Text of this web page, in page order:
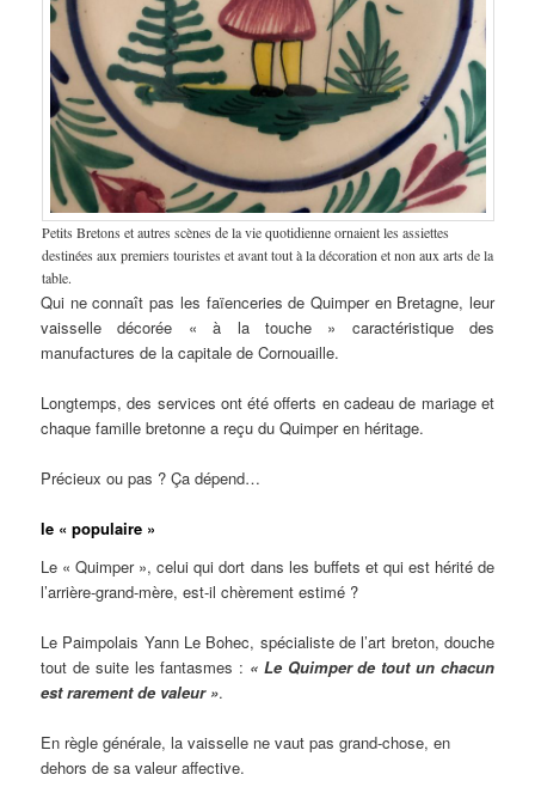
Petits Bretons et autres scènes de la vie quotidienne ornaient les assiettes
destinées aux premiers touristes et avant tout à la décoration et non aux arts de la
table.
Qui ne connaît pas les faïenceries de Quimper en Bretagne, leur
vaisselle décorée « à la touche » caractéristique des
manufactures de la capitale de Cornouaille.
Longtemps, des services ont été offerts en cadeau de mariage et
chaque famille bretonne a reçu du Quimper en héritage.
Précieux ou pas ? Ça dépend…
le « populaire »
Le « Quimper », celui qui dort dans les buffets et qui est hérité de
l’arrière-grand-mère, est-il chèrement estimé ?
Le Paimpolais Yann Le Bohec, spécialiste de l’art breton, douche
tout de suite les fantasmes : « Le Quimper de tout un chacun
est rarement de valeur ».
En règle générale, la vaisselle ne vaut pas grand-chose, en
dehors de sa valeur affective.